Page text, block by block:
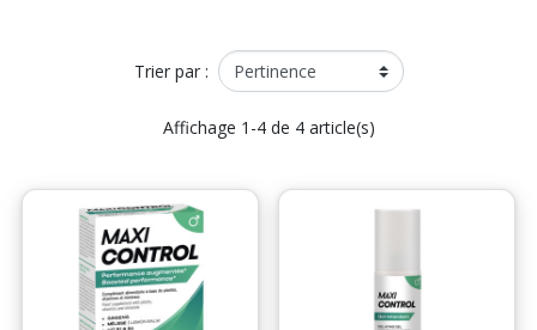
Trier par :
Affichage 1-4 de 4 article(s)